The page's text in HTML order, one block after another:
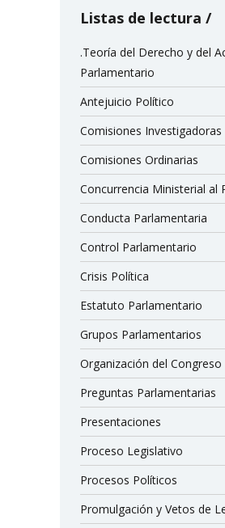
Listas de lectura
.Teoría del Derecho y del
Parlamentario
Antejuicio Político
Comisiones Investigadoras
Comisiones Ordinarias
Concurrencia Ministerial al
Conducta Parlamentaria
Control Parlamentario
Crisis Política
Estatuto Parlamentario
Grupos Parlamentarios
Organización del Congreso
Preguntas Parlamentarias
Presentaciones
Proceso Legislativo
Procesos Políticos
Promulgación y Vetos de